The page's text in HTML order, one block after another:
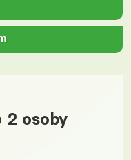
2 osoby